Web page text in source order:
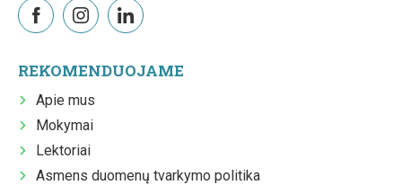
REKOMENDUOJAME
Apie mus
Mokymai
Lektoriai
Asmens duomenų tvarkymo politika